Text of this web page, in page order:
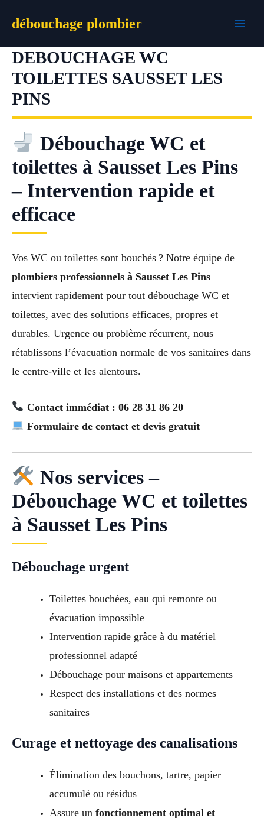
débouchage plombier
DEBOUCHAGE WC
TOILETTES SAUSSET LES
PINS
Débouchage WC et
toilettes à Sausset Les Pins
– Intervention rapide et
efficace
Vos WC ou toilettes sont bouchés ? Notre équipe de
plombiers professionnels à Sausset Les Pins
intervient rapidement pour tout débouchage WC et
toilettes, avec des solutions efficaces, propres et
durables. Urgence ou problème récurrent, nous
rétablissons l’évacuation normale de vos sanitaires dans
le centre-ville et les alentours.
Contact immédiat : 06 28 31 86 20
Formulaire de contact et devis gratuit
Nos services –
Débouchage WC et toilettes
à Sausset Les Pins
Débouchage urgent
Toilettes bouchées, eau qui remonte ou
évacuation impossible
Intervention rapide grâce à du matériel
professionnel adapté
Débouchage pour maisons et appartements
Respect des installations et des normes
sanitaires
Curage et nettoyage des canalisations
Élimination des bouchons, tartre, papier
accumulé ou résidus
Assure un fonctionnement optimal et